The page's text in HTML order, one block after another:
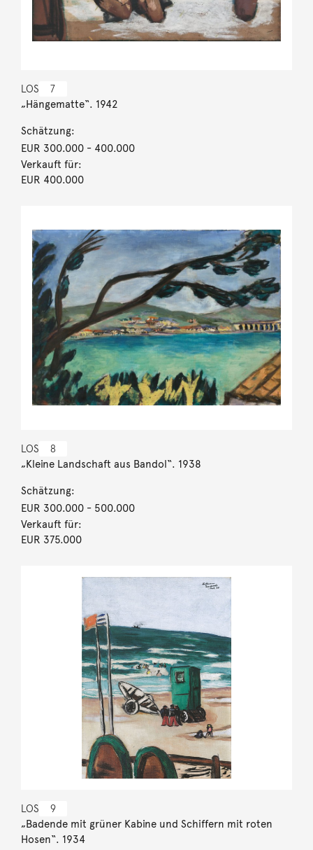
LOS 7
„Hängematte“. 1942
Schätzung:
EUR 300.000- 400.000
Verkauft für:
EUR 400.000
LOS 8
„Kleine Landschaft aus Bandol“. 1938
Schätzung:
EUR 300.000- 500.000
Verkauft für:
EUR 375.000
LOS 9
„Badende mit grüner Kabine und Schiffern mit roten
Hosen“. 1934